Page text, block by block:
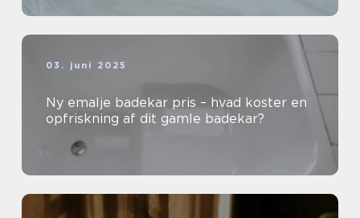
03. juni 2025
Ny emalje badekar pris – hvad koster en
opfriskning af dit gamle badekar?